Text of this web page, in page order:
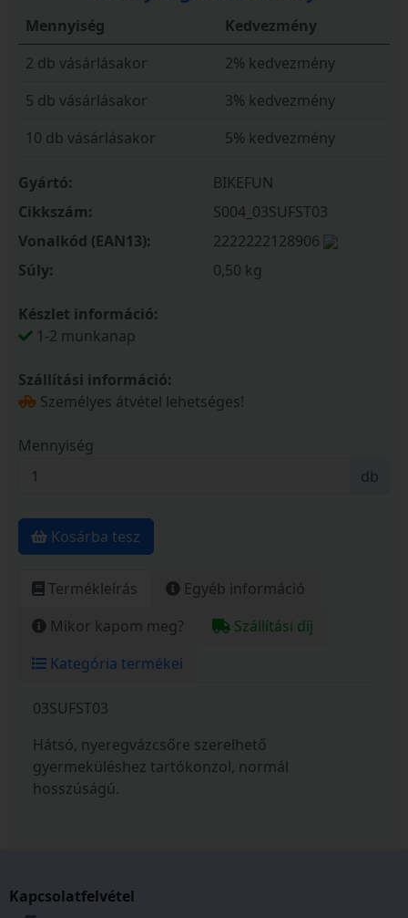
Mennyiség
Kedvezmény
2 db vásárlásakor
2% kedvezmény
5 db vásárlásakor
3% kedvezmény
10 db vásárlásakor
5% kedvezmény
Gyártó:
BIKEFUN
Cikkszám:
S004_03SUFST03
Vonalkód (EAN13):
2222222128906
Súly:
0,50 kg
Készlet információ:
1-2 munkanap
Szállítási információ:
Személyes átvétel lehetséges!
Mennyiség
db
Kosárba tesz
Termékleírás
Egyéb információ
Mikor kapom meg?
Szállítási díj
Kategória termékei
03SUFST03
Hátsó, nyeregvázcsőre szerelhető
gyermeküléshez tartókonzol, normál
hosszúságú.
Kapcsolatfelvétel